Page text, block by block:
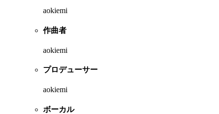
aokiemi
作曲者
aokiemi
プロデューサー
aokiemi
ボーカル